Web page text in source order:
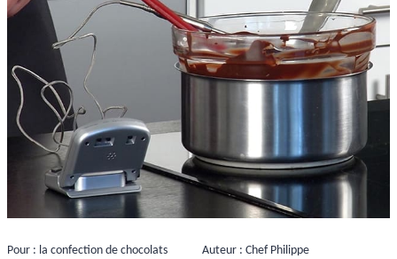
Pour : la confection de chocolats
Auteur : Chef Philippe